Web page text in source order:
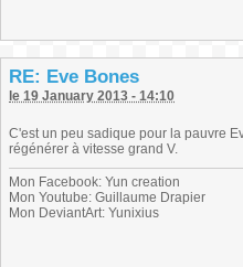
RE: Eve Bones
le 19 January 2013 - 14:10
C'est un peu sadique pour la pauvre
régénérer à vitesse grand V.
Mon Facebook: Yun creation
Mon Youtube: Guillaume Drapier
Mon DeviantArt: Yunixius